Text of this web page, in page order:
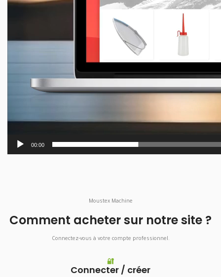
Moustex Machine
Comment acheter sur notre site ?
Connectez-vous à votre compte professionnel.
🔐
Connecter / créer
00:00